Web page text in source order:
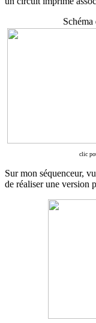
clic
Sur mon séquenceur,
de réaliser une version